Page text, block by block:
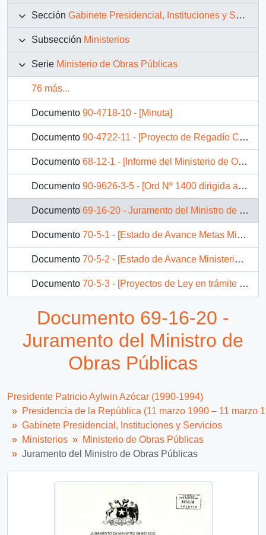
Sección Gabinete Presidencial, Instituciones y Servicios
Subsección Ministerios
Serie Ministerio de Obras Públicas
76 más...
Documento 90-4718-10 - [Minuta]
Documento 90-4722-11 - [Proyecto de Regadío Canal Laja-Diguillín]
Documento 68-12-1 - [Informe del Ministerio de Obras Públicas para Mensaje Presidencial]
Documento 90-9626-3-5 - [Ord Nº 1400 dirigida a Presidente Cámara de Diputados sobre reapertura camino Coquimbo]
Documento 69-16-20 - Juramento del Ministro de Obras Públicas
Documento 70-5-1 - [Estado de Avance Metas Ministeriales del Ministerio de Obras Públicas]
Documento 70-5-2 - [Estado de Avance Ministerio de Obras Públicas de marzo a julio de 1993]
Documento 70-5-3 - [Proyectos de Ley en trámite a referido en materia de Obras Públicas]
Documento 69-16-20 -
Juramento del Ministro de
Obras Públicas
Presidente Patricio Aylwin Azócar (1990-1994)
Presidencia de la República (11 marzo 1990 – 11 marzo
Gabinete Presidencial, Instituciones y Servicios
Ministerios
Ministerio de Obras Públicas
Juramento del Ministro de Obras Públicas